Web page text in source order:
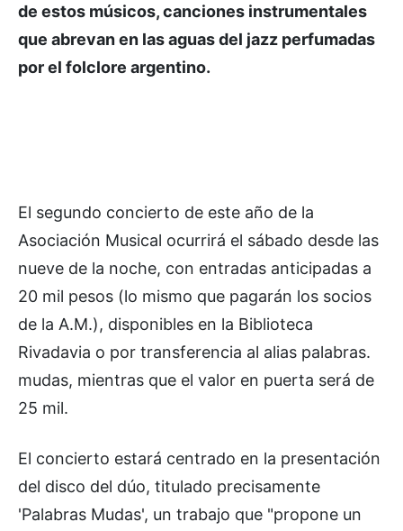
de estos músicos, canciones instrumentales
que abrevan en las aguas del jazz perfumadas
por el folclore argentino.
El segundo concierto de este año de la
Asociación Musical ocurrirá el sábado desde las
nueve de la noche, con entradas anticipadas a
20 mil pesos (lo mismo que pagarán los socios
de la A.M.), disponibles en la Biblioteca
Rivadavia o por transferencia al alias palabras.
mudas, mientras que el valor en puerta será de
25 mil.
El concierto estará centrado en la presentación
del disco del dúo, titulado precisamente
'Palabras Mudas', un trabajo que "propone un